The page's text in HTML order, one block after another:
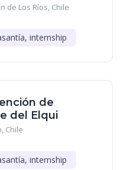
de Los Ríos, Chile
internship
de
del Elqui
Chile
internship